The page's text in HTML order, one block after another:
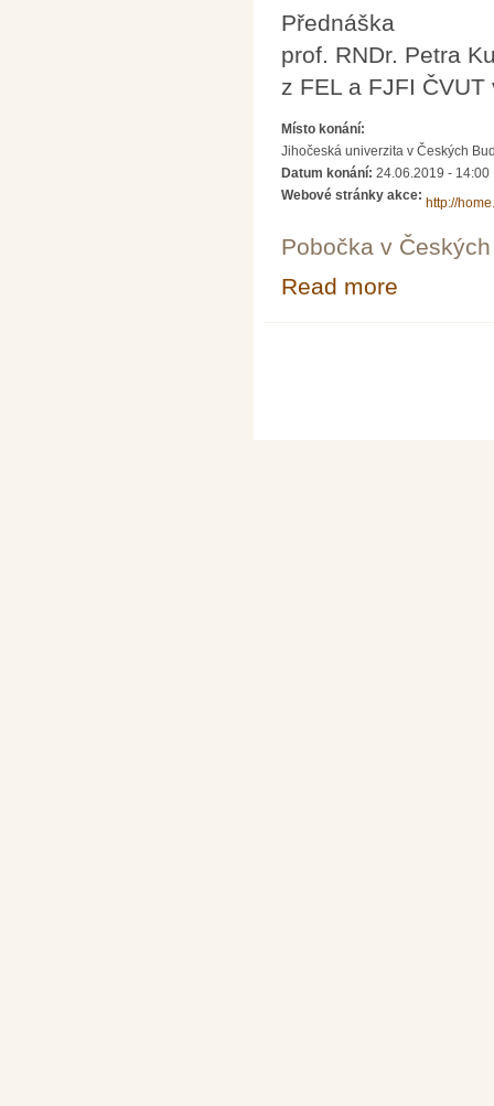
Přednáška
prof. RNDr. Petra
z FEL a FJFI ČVUT
Místo konání:
Jihočeská univerzita v Českých
Datum konání: 24.06.2019 - 14:00
Webové stránky akce:
http://
Pobočka v
Read more